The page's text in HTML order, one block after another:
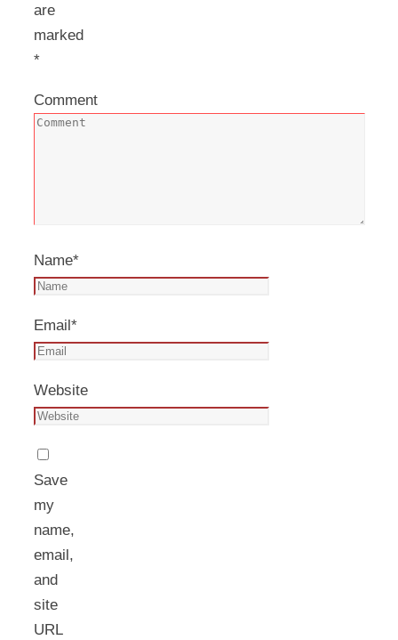
are
marked
*
Comment
Name*
Email*
Website
Save
my
name,
email,
and
site
URL